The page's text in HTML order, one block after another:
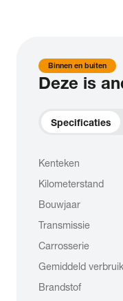
Binnen en buiten
Deze is
Specificaties
Kenteken
Kilometerstand
Bouwjaar
Transmissie
Carrosserie
Gemiddeld verbruik
Brandstof